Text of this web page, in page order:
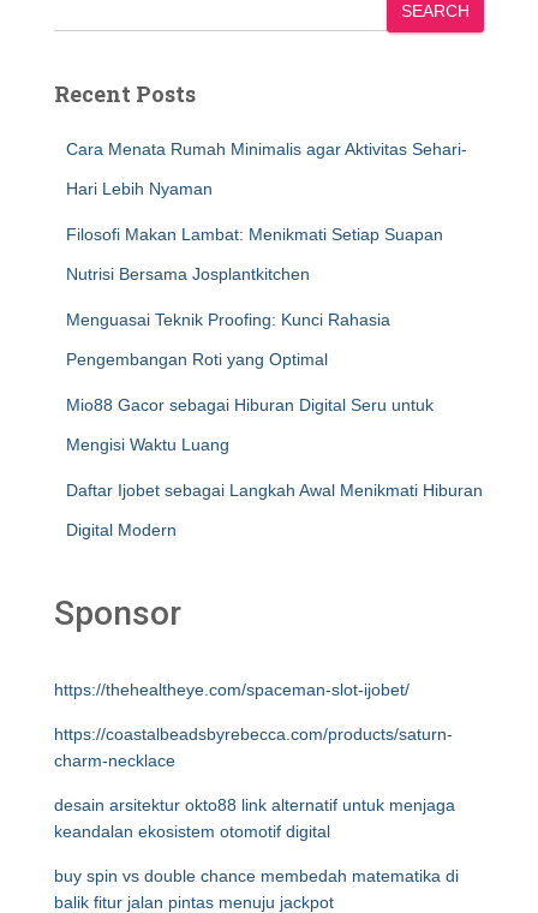
SEARCH
Recent Posts
Cara Menata Rumah Minimalis agar Aktivitas Sehari-
Hari Lebih Nyaman
Filosofi Makan Lambat: Menikmati Setiap Suapan
Nutrisi Bersama Josplantkitchen
Menguasai Teknik Proofing: Kunci Rahasia
Pengembangan Roti yang Optimal
Mio88 Gacor sebagai Hiburan Digital Seru untuk
Mengisi Waktu Luang
Daftar Ijobet sebagai Langkah Awal Menikmati Hiburan
Digital Modern
Sponsor
https://thehealtheye.com/spaceman-slot-ijobet/
https://coastalbeadsbyrebecca.com/products/saturn-
charm-necklace
desain arsitektur okto88 link alternatif untuk menjaga
keandalan ekosistem otomotif digital
buy spin vs double chance membedah matematika di
balik fitur jalan pintas menuju jackpot